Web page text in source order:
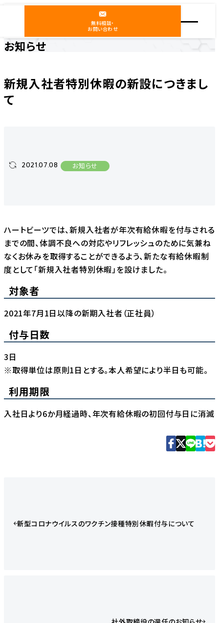
無料相談・
お問い合わせ
お知らせ
新規入社者特別休暇の新設につきまし
て
2021.07.08 お知らせ
ハートビーツでは、新規入社者が年次有給休暇を付与される
までの間、体調不良への対応やリフレッシュのために気兼ね
なくお休みを取得することができるよう、新たな有給休暇制
度として「新規入社者特別休暇」を設けました。
対象者
2021年7月1日以降の新期入社者（正社員）
付与日数
3日
※取得単位は原則1日とする。本人希望により半日も可能。
利用期限
入社日より6か月経過時、年次有給休暇の初回付与日に消滅
新型コロナウイルスのワクチン接種特別休暇付与について